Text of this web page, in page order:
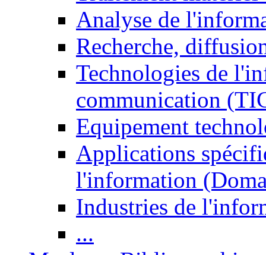
Analyse de
Recherche,
Technologies de
communication
Equipement
Applications
l'information
Industries de
...